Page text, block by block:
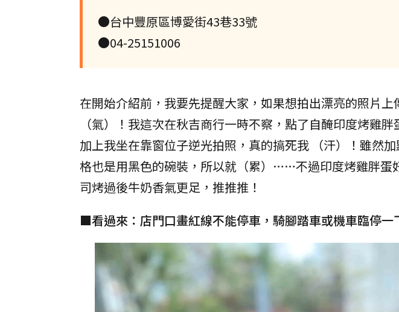
●台中豐原區博愛街43巷33號
●04-25151006
在開始介紹前，我要先提醒大家，如果想拍出漂亮的照片
（氣）！我這次在秋吉商行一時不察，點了自醃印度烤雞
加上我坐在靠窗位子逆光拍照，真的搞死我 （汗）！雖然
格也是用黑色的碗裝，所以就（累）……不過印度烤雞胖蛋
司烤過後牛奶香氣更足，推推推！
■看過來：店門口畫紅線不能停車，騎腳踏車或機車臨停一